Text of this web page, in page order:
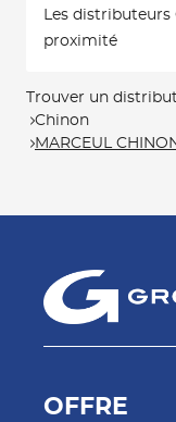
Les distributeurs
proximité
Trouver un
Chinon
MARCEUL
OFFRE